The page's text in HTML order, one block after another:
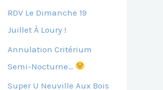
E
R
RDV Le Dimanche 19
Juillet À Loury !
Annulation Critérium
Semi-Nocturne…
Super U Neuville Aux Bois